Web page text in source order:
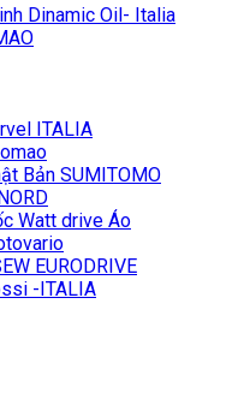
Dinamic Oil- Italia
ITALIA
Bản SUMITOMO
Watt drive Áo
EURODRIVE
-ITALIA